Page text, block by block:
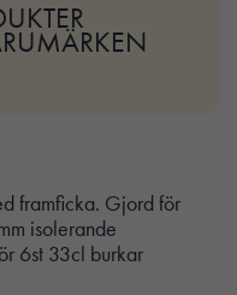
för 6
framficka. Gjord för
isolerande
6st 33cl burkar